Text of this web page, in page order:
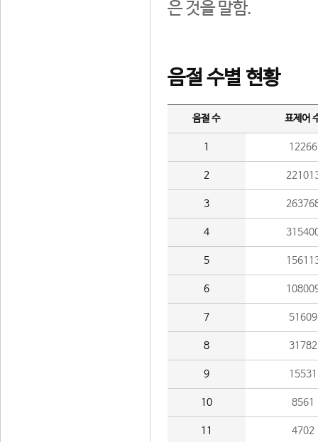
은 것을 말함.
음절 수별 현황
음절 수 표제어
1 12266
2
3
4
5
6
7 51609
8 31782
9 15531
10 8561
11 4702